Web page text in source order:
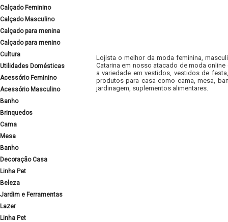
Calçado Feminino
Calçado Masculino
Calçado para menina
Calçado para menino
Cultura
Utilidades Domésticas
Acessório Feminino
Acessório Masculino
Banho
Brinquedos
Cama
Mesa
Banho
Decoração Casa
Linha Pet
Beleza
Jardim e Ferramentas
Lazer
Linha Pet
Lojista o melhor da moda feminina,
Catarina em nosso atacado de moda
a variedade em vestidos, vestidos de
produtos para casa como cama, mesa,
jardinagem, suplementos alimentares.